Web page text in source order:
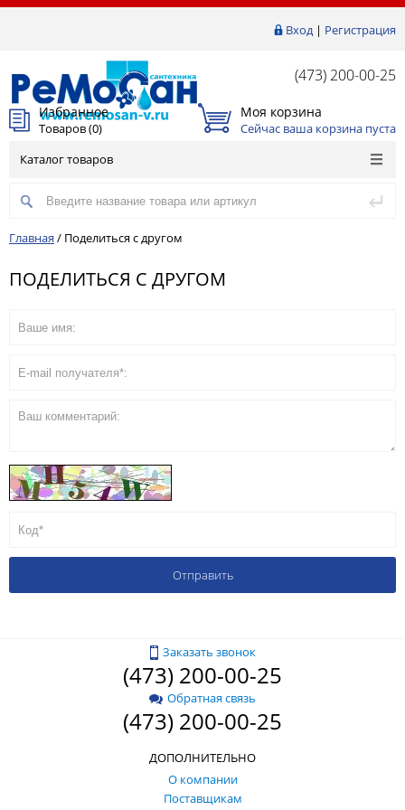
Вход| Регистрация
(473) 200-00-25
Избранное
Товаров (0)
Моя корзина
Сейчас ваша корзина пуста
Каталог товаров
Главная / Поделиться с другом
ПОДЕЛИТЬСЯ С ДРУГОМ
Заказать звонок
(473) 200-00-25
Обратная связь
(473) 200-00-25
ДОПОЛНИТЕЛЬНО
О компании
Поставщикам